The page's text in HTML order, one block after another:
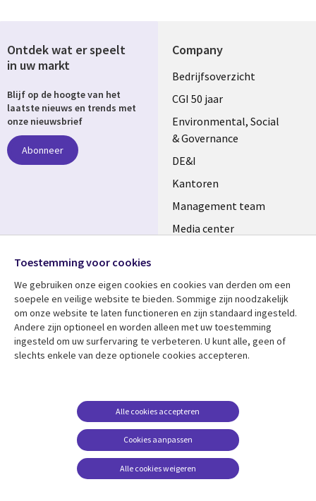
Company
Useful
links
NETHERLANDS
Bedrijfsoverzicht
CGI 50 jaar
Environmental, Social
& Governance
DE&I
Kantoren
Management team
Media center
Bekijk meer
Library
NETHERLANDS
Artikelen
Evenementen
Support
Legal
Disclaimer
Cookie management
Ontdek wat er speelt
in uw markt
Blijf op de hoogte van het
laatste nieuws en trends met
onze nieuwsbrief
Abonneer
Media
NETHERLANDS
Toestemming voor cookies
We gebruiken onze eigen cookies en cookies van derden om een ​​
soepele en veilige website te bieden. Sommige zijn noodzakelijk
om onze website te laten functioneren en zijn standaard ingesteld.
Andere zijn optioneel en worden alleen met uw toestemming
ingesteld om uw surfervaring te verbeteren. U kunt alle, geen of
slechts enkele van deze optionele cookies accepteren.
Cookies aanpassen
Alle cookies accepteren
Alle cookies weigeren